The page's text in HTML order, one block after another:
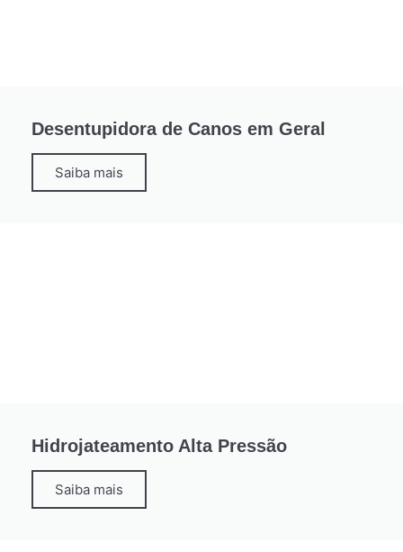
Desentupidora de Canos em Geral
Saiba mais
Hidrojateamento Alta Pressão
Saiba mais